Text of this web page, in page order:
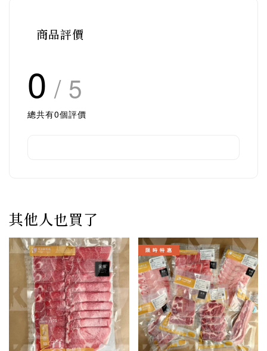
商品評價
0 / 5
總共有0個評價
其他人也買了
限 時 特 惠